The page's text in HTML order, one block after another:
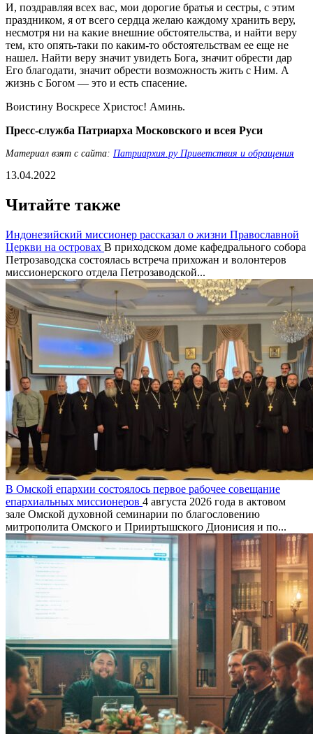
И, поздравляя всех вас, мои дорогие братья и сестры, с этим
праздником, я от всего сердца желаю каждому хранить веру,
несмотря ни на какие внешние обстоятельства, и найти веру
тем, кто опять-таки по каким-то обстоятельствам ее еще не
нашел. Найти веру значит увидеть Бога, значит обрести дар
Его благодати, значит обрести возможность жить с Ним. А
жизнь с Богом — это и есть спасение.
Воистину Воскресе Христос! Аминь.
Пресс-служба Патриарха Московского и всея Руси
Материал взят с сайта: Патриархия.ру Приветствия и обращения
13.04.2022
Читайте также
Индонезийский миссионер рассказал о жизни Православной
Церкви на островах В приходском доме кафедрального собора
Петрозаводска состоялась встреча прихожан и волонтеров
миссионерского отдела Петрозаводской...
В Омской епархии состоялось первое рабочее совещание
епархиальных миссионеров 4 августа 2026 года в актовом
зале Омской духовной семинарии по благословению
митрополита Омского и Прииртышского Дионисия и по...